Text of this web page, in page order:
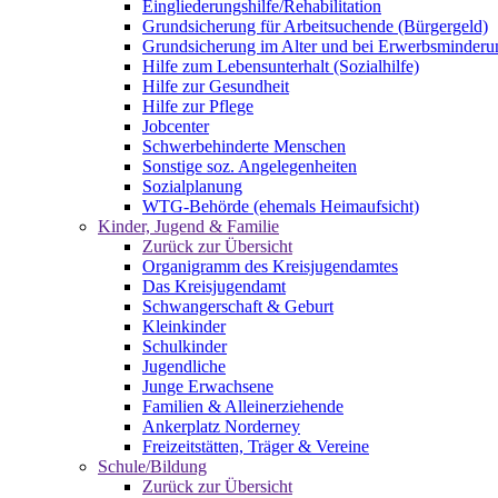
Eingliederungshilfe/Rehabilitation
Grundsicherung für Arbeitsuchende (Bürgergeld)
Grundsicherung im Alter und bei
Hilfe zum Lebensunterhalt (Sozialhilfe)
Hilfe zur Gesundheit
Hilfe zur Pflege
Jobcenter
Schwerbehinderte Menschen
Sonstige soz. Angelegenheiten
Sozialplanung
WTG-Behörde (ehemals Heimaufsicht)
Kinder, Jugend & Familie
Zurück zur Übersicht
Organigramm des Kreisjugendamtes
Das Kreisjugendamt
Schwangerschaft & Geburt
Kleinkinder
Schulkinder
Jugendliche
Junge Erwachsene
Familien & Alleinerziehende
Ankerplatz Norderney
Freizeitstätten, Träger & Vereine
Schule/Bildung
Zurück zur Übersicht